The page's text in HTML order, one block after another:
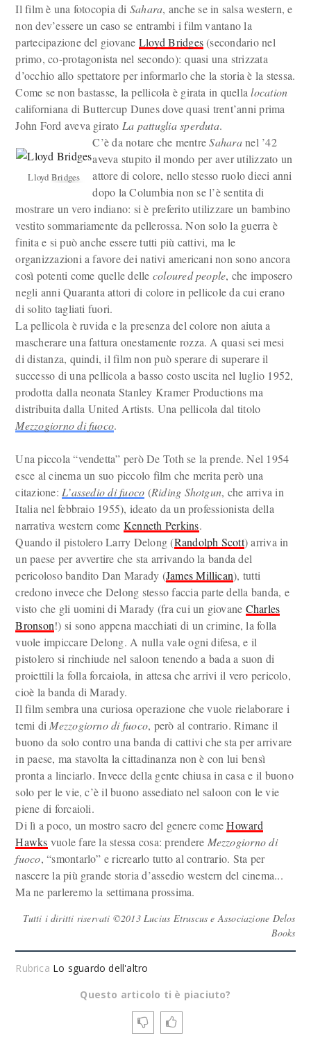
Il film è una fotocopia di Sahara, anche se in salsa western, e
non dev’essere un caso se entrambi i film vantano la
partecipazione del giovane Lloyd Bridges(secondario nel
primo, co-protagonista nel secondo): quasi una strizzata
d’occhio allo spettatore per informarlo che la storia è la stessa.
Come se non bastasse, la pellicola è girata in quellalocation
californiana di Buttercup Dunes dove quasi trent’anni prima
John Ford aveva girato La pattuglia sperduta.
Lloyd Bridges
C’è da notare che mentreSaharanel ’42
aveva stupito il mondo per aver utilizzato un
attore di colore, nello stesso ruolo dieci anni
dopo la Columbia non se l’è sentita di
mostrare un vero indiano: si è preferito utilizzare un bambino
vestito sommariamente da pellerossa. Non solo la guerra è
finita e si può anche essere tutti più cattivi, ma le
organizzazioni a favore dei nativi americani non sono ancora
così potenti come quelle delle coloured people, che imposero
negli anni Quaranta attori di colore in pellicole da cui erano
di solito tagliati fuori.
La pellicola è ruvida e la presenza del colore non aiuta a
mascherare una fattura onestamente rozza. A quasi sei mesi
di distanza, quindi, il film non può sperare di superare il
successo di una pellicola a basso costo uscita nel luglio 1952,
prodotta dalla neonata Stanley Kramer Productions ma
distribuita dalla United Artists. Una pellicola dal titolo
Mezzogiorno di fuoco.
Una piccola “vendetta” però De Toth se la prende. Nel 1954
esce al cinema un suo piccolo film che merita però una
citazione: L’assedio di fuoco (Riding Shotgun, che arriva in
Italia nel febbraio 1955), ideato da un professionista della
narrativa western come Kenneth Perkins.
Quando il pistolero Larry Delong (Randolph Scott) arriva in
un paese per avvertire che sta arrivando la banda del
pericoloso bandito Dan Marady (James Millican), tutti
credono invece che Delong stesso faccia parte della banda, e
visto che gli uomini di Marady (fra cui un giovane Charles
Bronson!) si sono appena macchiati di un crimine, la folla
vuole impiccare Delong. A nulla vale ogni difesa, e il
pistolero si rinchiude nel saloon tenendo a bada a suon di
proiettili la folla forcaiola, in attesa che arrivi il vero pericolo,
cioè la banda di Marady.
Il film sembra una curiosa operazione che vuole rielaborare i
temi di Mezzogiorno di fuoco, però al contrario. Rimane il
buono da solo contro una banda di cattivi che sta per arrivare
in paese, ma stavolta la cittadinanza non è con lui bensì
pronta a linciarlo. Invece della gente chiusa in casa e il buono
solo per le vie, c’è il buono assediato nel saloon con le vie
piene di forcaioli.
Di lì a poco, un mostro sacro del genere comeHoward
Hawks vuole fare la stessa cosa: prendere Mezzogiorno di
fuoco, “smontarlo” e ricrearlo tutto al contrario. Sta per
nascere la più grande storia d’assedio western del cinema...
Ma ne parleremo la settimana prossima.
Tutti i diritti riservati ©2013 Lucius Etruscus e Associazione Delos
Books
Rubrica Lo sguardo dell'altro
Questo articolo ti è piaciuto?